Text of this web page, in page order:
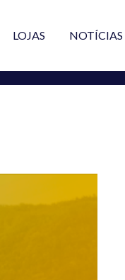
LOJAS NOTÍCIAS